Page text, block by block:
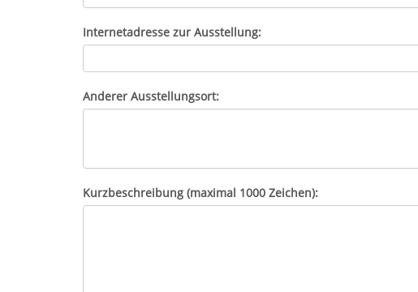
Internetadresse zur Ausstellung:
Anderer Ausstellungsort:
Kurzbeschreibung (maximal 1000 Zeichen):